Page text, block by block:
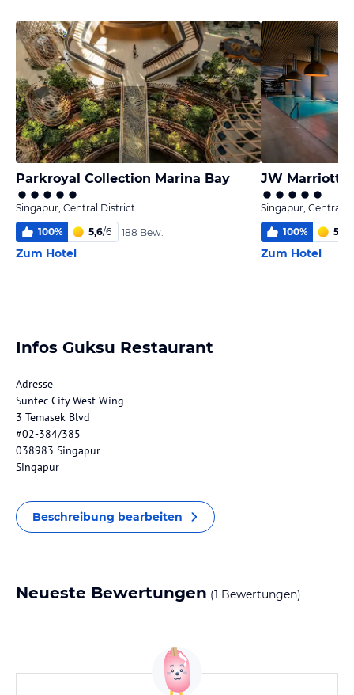
Parkroyal Collection Marina Bay
Singapur, Central District
100% 5,6/6 188 Bew.
Zum Hotel
Singapur, Central
100% 5,6
Zum Hotel
Infos Guksu Restaurant
Adresse
Suntec City West Wing
3 Temasek Blvd
#02-384/385
038983 Singapur
Singapur
Beschreibung bearbeiten
Neueste Bewertungen (1 Bewertungen)